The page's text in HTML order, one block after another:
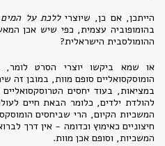
הייתכן, אם כן, שיוצריללכת על המים
בהומופוביה עצמית, כפי שיש אכן
ההומולסבית הישראלית?
או שמא ביקשו יוצרי הסרט לומר,
הומוסקסואליים סופם מוות, במובן זה
במציאות, בעוד יחסים
להולדת ילדים, כלומר הבאת חיים
המשכיות הקיום, הרי שביחסים
חיצוניים כאימוץ וכדומה - אין דרך
המשכיות, וסופם אכן מוות.